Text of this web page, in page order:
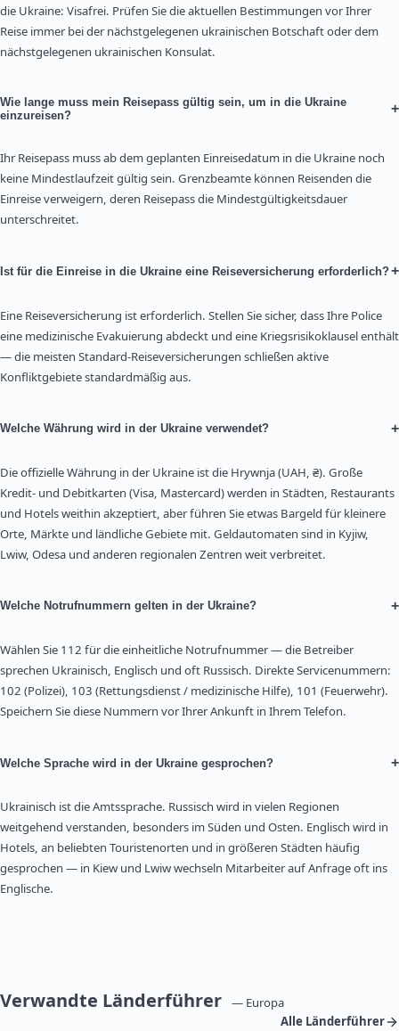
die Ukraine: Visafrei. Prüfen Sie die aktuellen Bestimmungen vor Ihrer
Reise immer bei der nächstgelegenen ukrainischen Botschaft oder dem
nächstgelegenen ukrainischen Konsulat.
Wie lange muss mein Reisepass gültig sein, um in die Ukraine
einzureisen?
+
Ihr Reisepass muss ab dem geplanten Einreisedatum in die Ukraine noch
keine Mindestlaufzeit gültig sein. Grenzbeamte können Reisenden die
Einreise verweigern, deren Reisepass die Mindestgültigkeitsdauer
unterschreitet.
Ist für die Einreise in die Ukraine eine Reiseversicherung erforderlich?+
Eine Reiseversicherung ist erforderlich. Stellen Sie sicher, dass Ihre Police
eine medizinische Evakuierung abdeckt und eine Kriegsrisikoklausel enthält
— die meisten Standard-Reiseversicherungen schließen aktive
Konfliktgebiete standardmäßig aus.
Welche Währung wird in der Ukraine verwendet? +
Die offizielle Währung in der Ukraine ist die Hrywnja (UAH, ₴). Große
Kredit- und Debitkarten (Visa, Mastercard) werden in Städten, Restaurants
und Hotels weithin akzeptiert, aber führen Sie etwas Bargeld für kleinere
Orte, Märkte und ländliche Gebiete mit. Geldautomaten sind in Kyjiw,
Lwiw, Odesa und anderen regionalen Zentren weit verbreitet.
Welche Notrufnummern gelten in der Ukraine? +
Wählen Sie 112 für die einheitliche Notrufnummer — die Betreiber
sprechen Ukrainisch, Englisch und oft Russisch. Direkte Servicenummern:
102 (Polizei), 103 (Rettungsdienst / medizinische Hilfe), 101 (Feuerwehr).
Speichern Sie diese Nummern vor Ihrer Ankunft in Ihrem Telefon.
Welche Sprache wird in der Ukraine gesprochen? +
Ukrainisch ist die Amtssprache. Russisch wird in vielen Regionen
weitgehend verstanden, besonders im Süden und Osten. Englisch wird in
Hotels, an beliebten Touristenorten und in größeren Städten häufig
gesprochen — in Kiew und Lwiw wechseln Mitarbeiter auf Anfrage oft ins
Englische.
Verwandte Länderführer
— Europa
Alle Länderführer